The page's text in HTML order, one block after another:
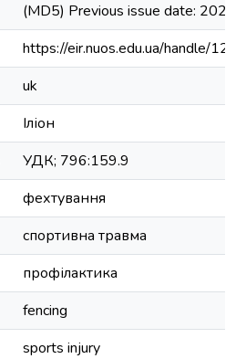
(MD5) Previous issue date: 2024
https://eir.nuos.edu.ua/handle/
uk
Іліон
УДК; 796:159.9
фехтування
спортивна травма
профілактика
fencing
sports injury